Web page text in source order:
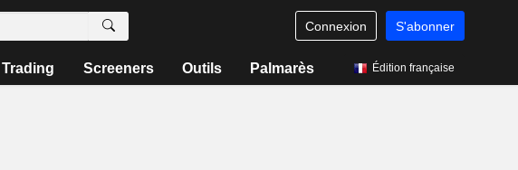
Connexion S'abonner
Trading Screeners Outils Palmarès Édition française